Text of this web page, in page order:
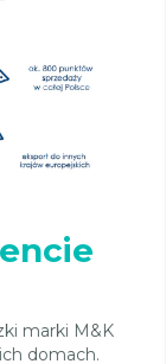
marki M&K
domach.